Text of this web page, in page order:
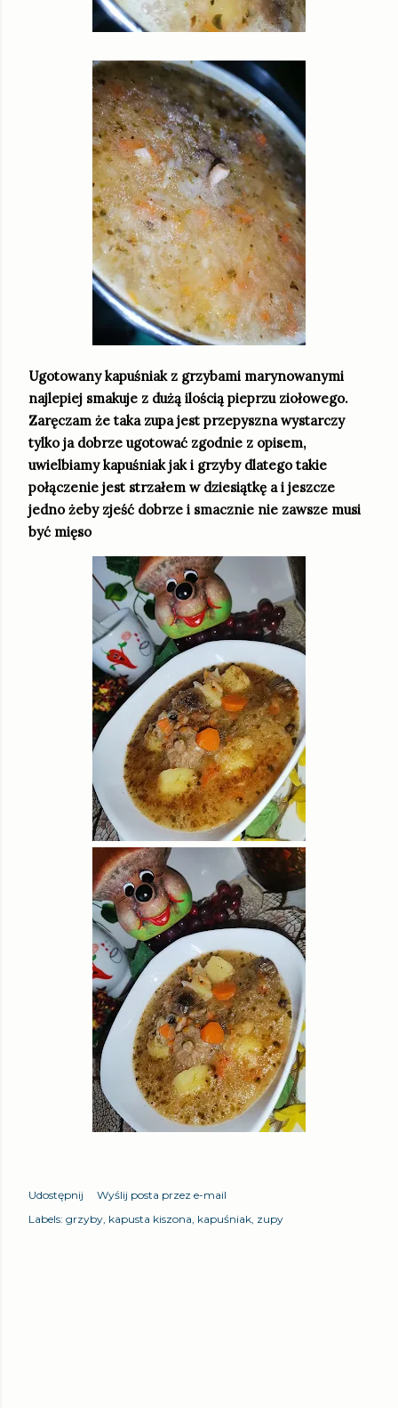
Ugotowany kapuśniak z grzybami marynowanymi
najlepiej smakuje z dużą ilością pieprzu ziołowego.
Zaręczam że taka zupa jest przepyszna wystarczy
tylko ja dobrze ugotować zgodnie z opisem,
uwielbiamy kapuśniak jak i grzyby dlatego takie
połączenie jest strzałem w dziesiątkę a i jeszcze
jedno żeby zjeść dobrze i smacznie nie zawsze musi
być mięso
Udostępnij
Wyślij posta przez e-mail
Labels: grzyby kapusta kiszona kapuśniak zupy